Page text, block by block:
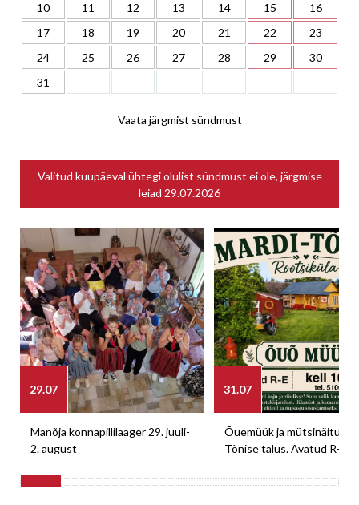
10
11 12 13 14 15
16
17
18 19 20 21 22
23
24
25 26 27 28 29
30
31
Vaata järgmist sündmust
Valitud kuupäeval ühtegi olulist sündmust ei ole, järgmise
leiad 29.07.2026
29.07
Manõja konnapillilaager 29. juuli-
2. august
31.07
Õuemüük ja mütsinäitus
Tõnise talus. Avatud R-E